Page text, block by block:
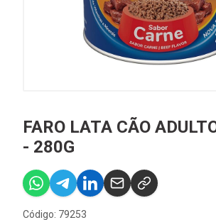
FARO LATA CÃO
- 280G
Código: 79253